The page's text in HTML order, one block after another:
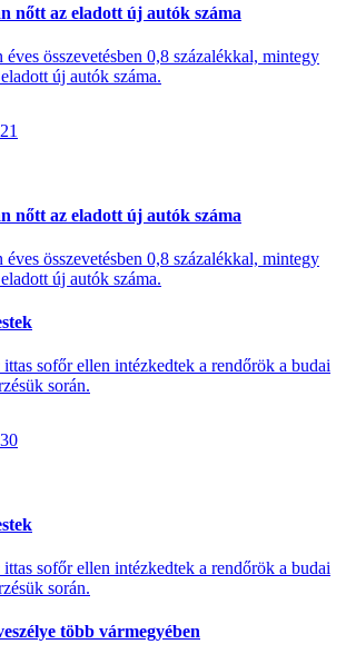
nőtt az eladott új autók száma
összevetésben 0,8 százalékkal, mintegy
új autók száma.
nőtt az eladott új autók száma
összevetésben 0,8 százalékkal, mintegy
új autók száma.
sofőr ellen intézkedtek a rendőrök a budai
során.
sofőr ellen intézkedtek a rendőrök a budai
során.
több vármegyében